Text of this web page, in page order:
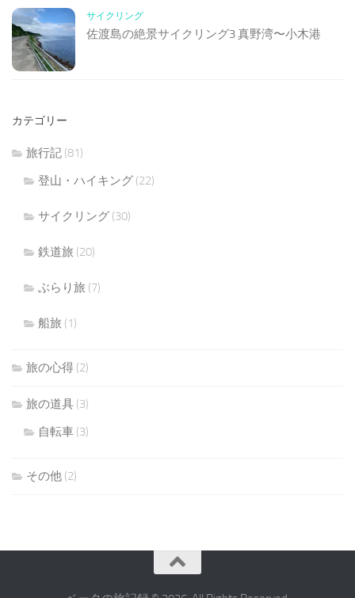
サイクリング
佐渡島の絶景サイクリング3 真野湾〜小木港
カテゴリー
旅行記 (81)
登山・ハイキング (22)
サイクリング (30)
鉄道旅 (20)
ぶらり旅 (7)
船旅 (1)
旅の心得 (2)
旅の道具 (3)
自転車 (3)
その他 (2)